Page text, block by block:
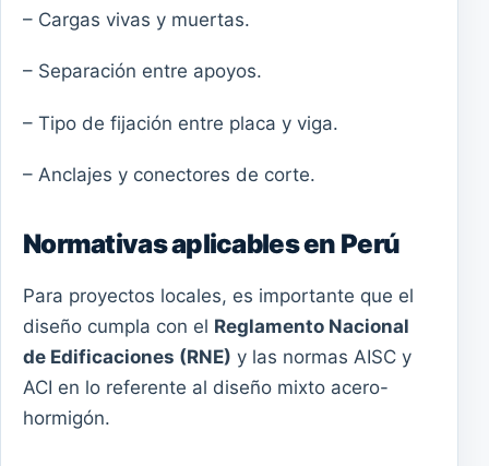
– Cargas vivas y muertas.
– Separación entre apoyos.
– Tipo de fijación entre placa y viga.
– Anclajes y conectores de corte.
Normativas aplicables en Perú
Para proyectos locales, es importante que el
diseño cumpla con el Reglamento Nacional
de Edificaciones (RNE) y las normas AISC y
ACI en lo referente al diseño mixto acero-
hormigón.